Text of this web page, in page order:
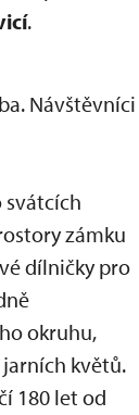
.
Návštěvníci
svátcích
zámku
dílničky pro
okruhu,
květů.
180 let od